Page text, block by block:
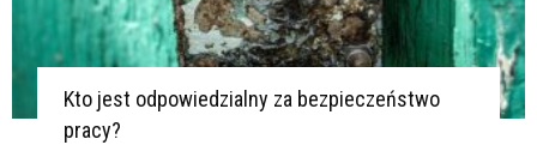
Kto jest odpowiedzialny za bezpieczeństwo
pracy?